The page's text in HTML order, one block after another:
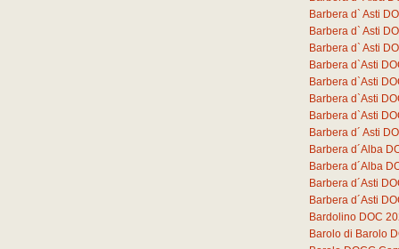
Barbera d` Asti
Barbera d` Asti
Barbera d` Asti
Barbera d`Asti
Barbera d`Asti
Barbera d`Asti
Barbera d`Asti
Barbera d´ Asti
Barbera d´Alba
Barbera d´Alba
Barbera d´Asti
Barbera d´Asti
Bardolino DOC
Barolo di Barolo